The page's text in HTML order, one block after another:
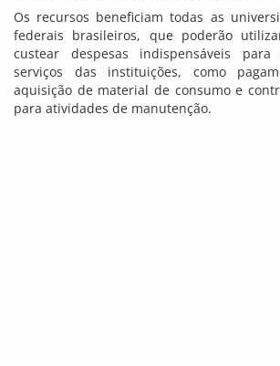
Os recursos beneficiam todas as
federais brasileiros, que poderão
custear despesas indispensáveis
serviços das instituições, como
aquisição de material de consumo e
para atividades de manutenção.